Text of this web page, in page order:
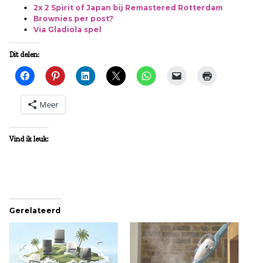
2x 2 Spirit of Japan bij Remastered Rotterdam
Brownies per post?
Via Gladiola spel
Dit delen:
Meer
Vind ik leuk:
Gerelateerd